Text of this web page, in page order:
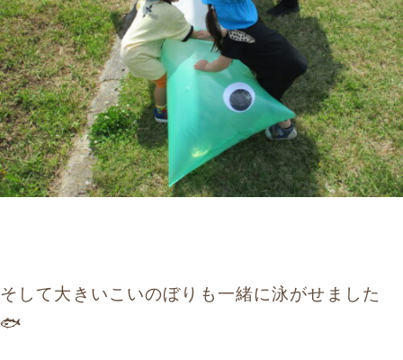
そして大きいこいのぼりも一緒に泳がせました
🐟